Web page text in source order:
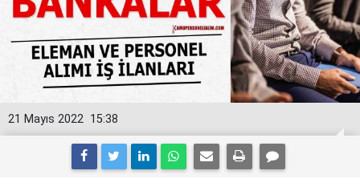
15:38
21 Mayıs 2022